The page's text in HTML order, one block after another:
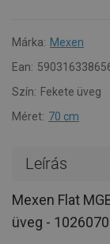
Márka: Mexen
Ean:
Szín: Fekete üveg
Méret: 70 cm
Leírás
Mexen Flat
üveg -